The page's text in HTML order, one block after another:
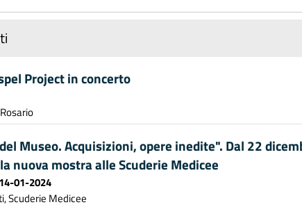
Project in concerto
Museo. Acquisizioni, opere inedite". Dal 22
nuova mostra alle Scuderie Medicee
14-01-2024
Scuderie Medicee